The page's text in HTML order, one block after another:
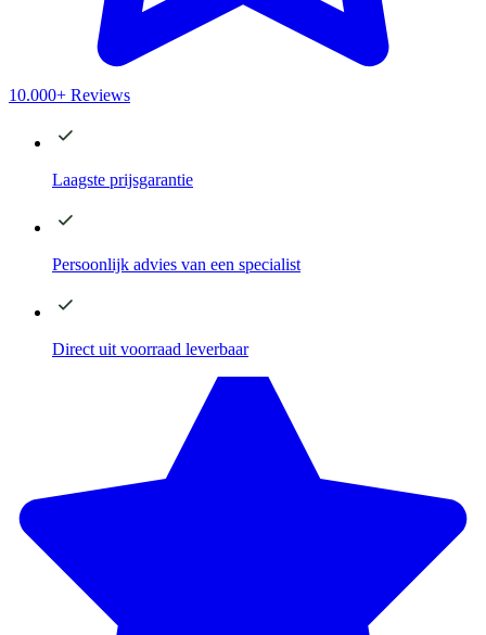
10.000+ Reviews
Laagste prijsgarantie
Persoonlijk advies van een specialist
Direct uit voorraad leverbaar